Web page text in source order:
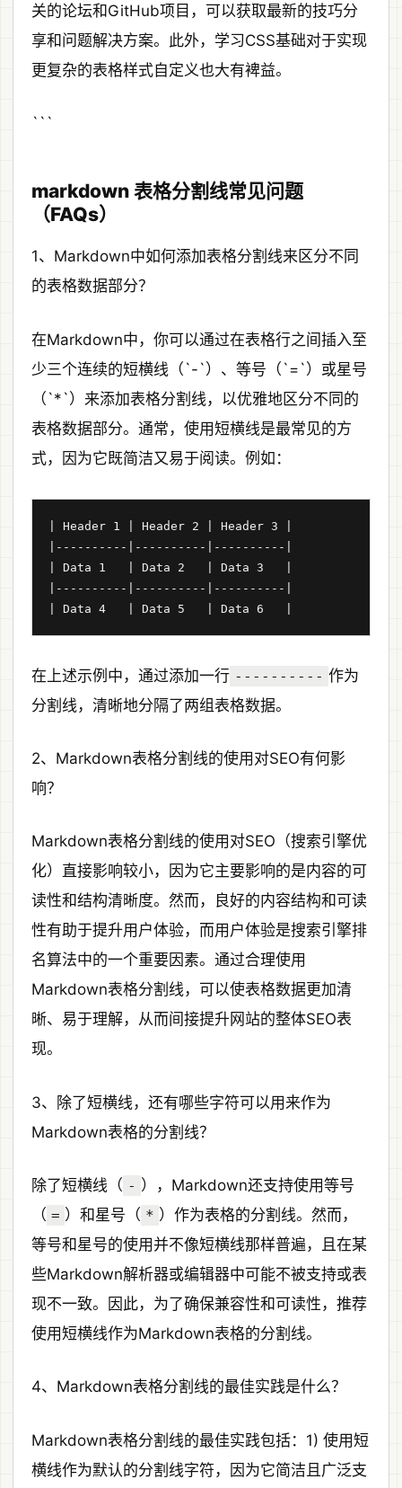
关的论坛和GitHub项目，可以获取最新的技巧分
享和问题解决方案。此外，学习CSS基础对于实现
更复杂的表格样式自定义也大有裨益。
```
markdown 表格分割线常见问题
（FAQs）
1、Markdown中如何添加表格分割线来区分不同
的表格数据部分？
在Markdown中，你可以通过在表格行之间插入至
少三个连续的短横线（`-`）、等号（`=`）或星号
（`*`）来添加表格分割线，以优雅地区分不同的
表格数据部分。通常，使用短横线是最常见的方
式，因为它既简洁又易于阅读。例如：
| Header 1 | Header 2 | Header 3 |
|----------|----------|----------|
| Data 1   | Data 2   | Data 3   |
|----------|----------|----------|
在上述示例中，通过添加一行 ---------- 作为
分割线，清晰地分隔了两组表格数据。
2、Markdown表格分割线的使用对SEO有何影
响？
Markdown表格分割线的使用对SEO（搜索引擎优
化）直接影响较小，因为它主要影响的是内容的可
读性和结构清晰度。然而，良好的内容结构和可读
性有助于提升用户体验，而用户体验是搜索引擎排
名算法中的一个重要因素。通过合理使用
Markdown表格分割线，可以使表格数据更加清
晰、易于理解，从而间接提升网站的整体SEO表
现。
3、除了短横线，还有哪些字符可以用来作为
Markdown表格的分割线？
除了短横线（ - ），Markdown还支持使用等号
（ = ）和星号（ * ）作为表格的分割线。然而，
等号和星号的使用并不像短横线那样普遍，且在某
些Markdown解析器或编辑器中可能不被支持或表
现不一致。因此，为了确保兼容性和可读性，推荐
使用短横线作为Markdown表格的分割线。
4、Markdown表格分割线的最佳实践是什么？
Markdown表格分割线的最佳实践包括：1) 使用短
横线作为默认的分割线字符，因为它简洁且广泛支